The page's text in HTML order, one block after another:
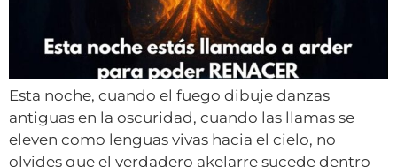
Esta noche, cuando el fuego dibuje danzas
antiguas en la oscuridad, cuando las llamas se
eleven como lenguas vivas hacia el cielo, no
olvides que el verdadero akelarre sucede dentro